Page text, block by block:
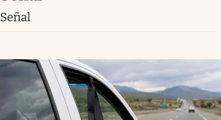
Opinión
Brand Strategy
Vida y estilo
Espiritualidad
señal